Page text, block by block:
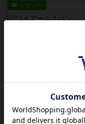
レビュー